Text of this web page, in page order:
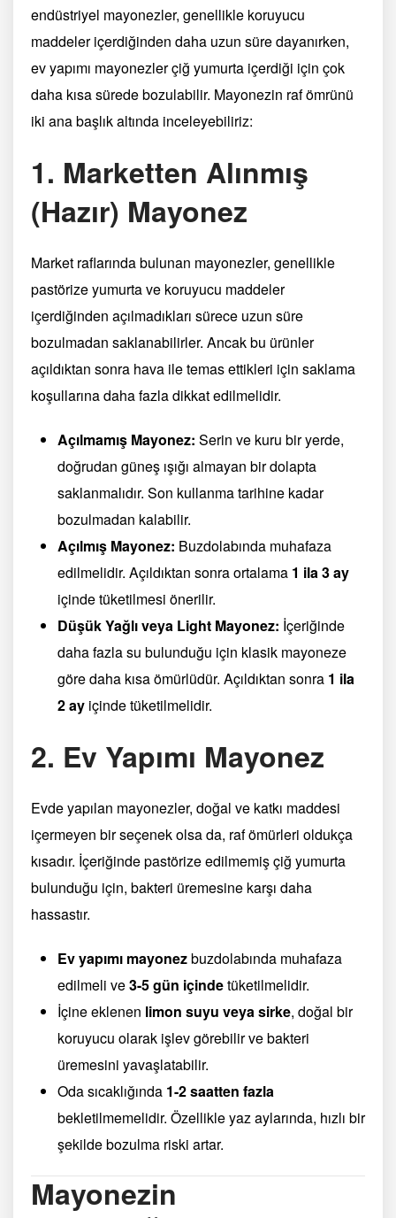
endüstriyel mayonezler, genellikle koruyucu
maddeler içerdiğinden daha uzun süre dayanırken,
ev yapımı mayonezler çiğ yumurta içerdiği için çok
daha kısa sürede bozulabilir. Mayonezin raf ömrünü
iki ana başlık altında inceleyebiliriz:
1. Marketten Alınmış
(Hazır) Mayonez
Market raflarında bulunan mayonezler, genellikle
pastörize yumurta ve koruyucu maddeler
içerdiğinden açılmadıkları sürece uzun süre
bozulmadan saklanabilirler. Ancak bu ürünler
açıldıktan sonra hava ile temas ettikleri için saklama
koşullarına daha fazla dikkat edilmelidir.
Açılmamış Mayonez: Serin ve kuru bir yerde,
doğrudan güneş ışığı almayan bir dolapta
saklanmalıdır. Son kullanma tarihine kadar
bozulmadan kalabilir.
Açılmış Mayonez: Buzdolabında muhafaza
edilmelidir. Açıldıktan sonra ortalama 1 ila 3 ay
içinde tüketilmesi önerilir.
Düşük Yağlı veya Light Mayonez: İçeriğinde
daha fazla su bulunduğu için klasik mayoneze
göre daha kısa ömürlüdür. Açıldıktan sonra 1 ila
2 ay içinde tüketilmelidir.
2. Ev Yapımı Mayonez
Evde yapılan mayonezler, doğal ve katkı maddesi
içermeyen bir seçenek olsa da, raf ömürleri oldukça
kısadır. İçeriğinde pastörize edilmemiş çiğ yumurta
bulunduğu için, bakteri üremesine karşı daha
hassastır.
Ev yapımı mayonezbuzdolabında muhafaza
edilmeli ve3-5 gün içindetüketilmelidir.
İçine eklenen limon suyu veya sirke, doğal bir
koruyucu olarak işlev görebilir ve bakteri
üremesini yavaşlatabilir.
Oda sıcaklığında 1-2 saatten fazla
bekletilmemelidir. Özellikle yaz aylarında, hızlı bir
şekilde bozulma riski artar.
Mayonezin